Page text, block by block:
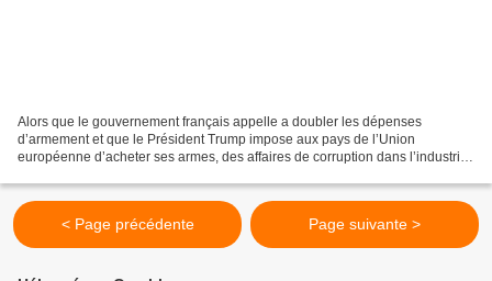
Alors que le gouvernement français appelle a doubler les dépenses
d’armement et que le Président Trump impose aux pays de l’Union
européenne d’acheter ses armes, des affaires de corruption dans l’industrie
< Page précédente Page suivante >